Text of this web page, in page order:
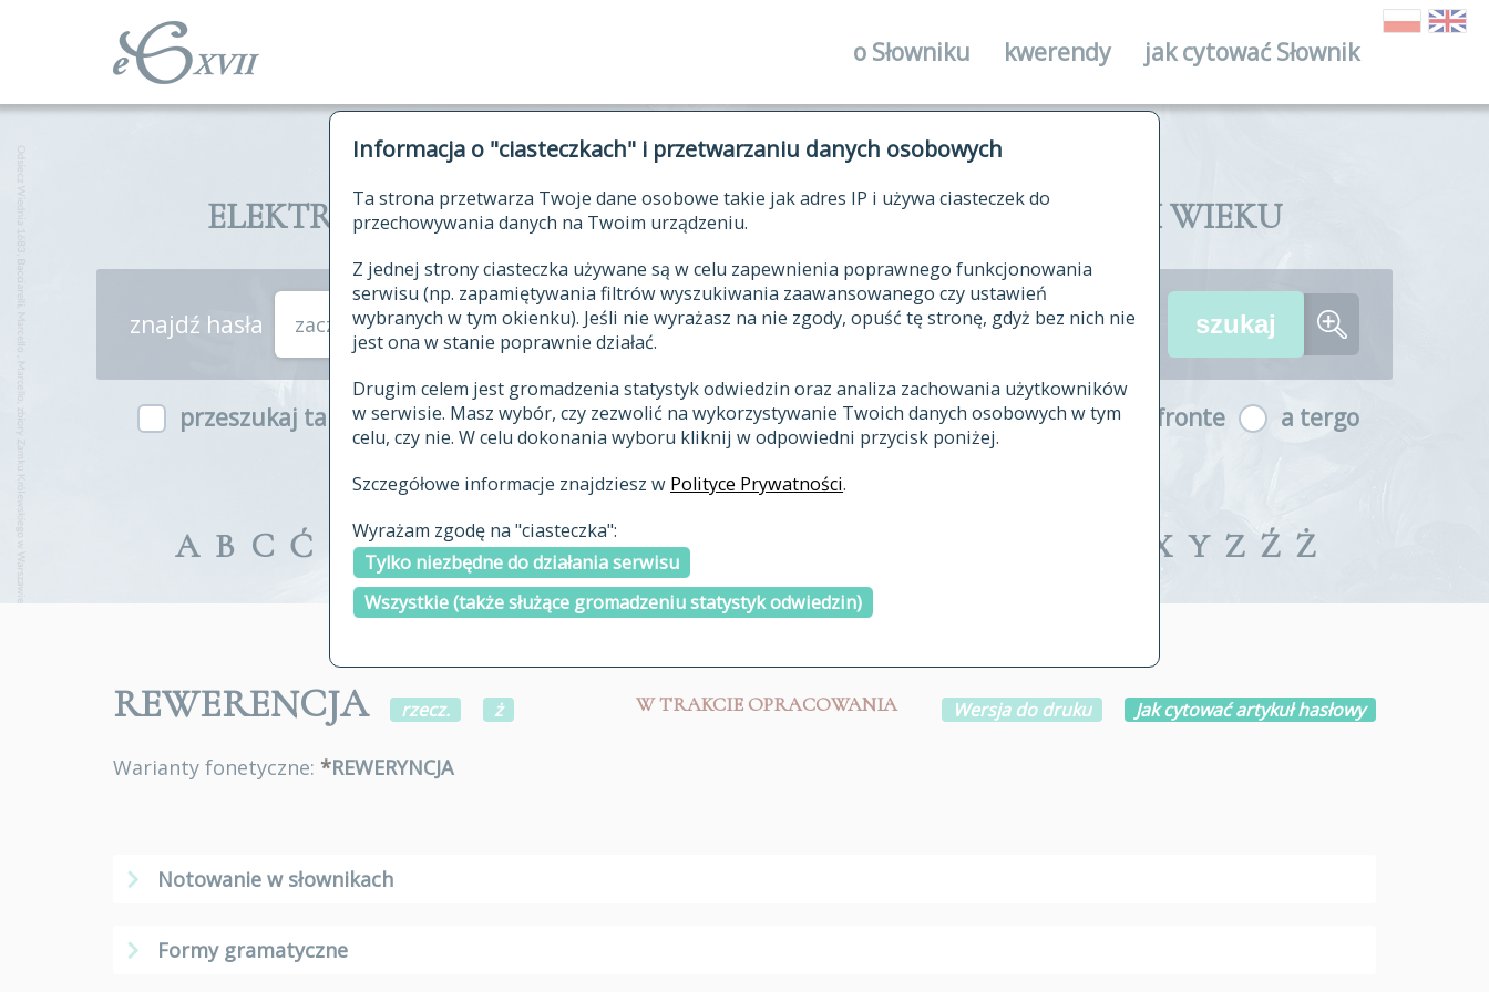
Informacja o "ciasteczkach" i przetwarzaniu danych osobowych
Ta strona przetwarza Twoje dane osobowe takie jak adres IP i używa ciasteczek do
przechowywania danych na Twoim urządzeniu.
Z jednej strony ciasteczka używane są w celu zapewnienia poprawnego funkcjonowania
serwisu (np. zapamiętywania filtrów wyszukiwania zaawansowanego czy ustawień
wybranych w tym okienku). Jeśli nie wyrażasz na nie zgody, opuść tę stronę, gdyż bez nich nie
jest ona w stanie poprawnie działać.
Drugim celem jest gromadzenia statystyk odwiedzin oraz analiza zachowania użytkowników
w serwisie. Masz wybór, czy zezwolić na wykorzystywanie Twoich danych osobowych w tym
celu, czy nie. W celu dokonania wyboru kliknij w odpowiedni przycisk poniżej.
Szczegółowe informacje znajdziesz w Polityce Prywatności.
Wyrażam zgodę na "ciasteczka":
Tylko niezbędne do działania serwisu
Wszystkie (także służące gromadzeniu statystyk odwiedzin)
o Słowniku
historia
publikacje
autorzy tekstów źródłowych
zasady opracowania
najnowsze hasła
ostatnio zmodyfikowane
kwerendy jak cytować Słownik
ELEKTRONICZNY SŁOWNIK JĘZYKA POLSKIEGO XVII I XVIII WIEKU
znajdź hasła zaczynające się od
przeszukaj także hasła w indeksie a fronte a tergo
A B C Ć E F G H I J K L Ł M X Y Z Ź Ż
REWERENCJA rzecz. ż W TRAKCIE OPRACOWANIA Wersja do druku Jak cytować artykuł hasłowy
Warianty fonetyczne: *REWERYNCJA
Notowanie w słownikach
Formy gramatyczne